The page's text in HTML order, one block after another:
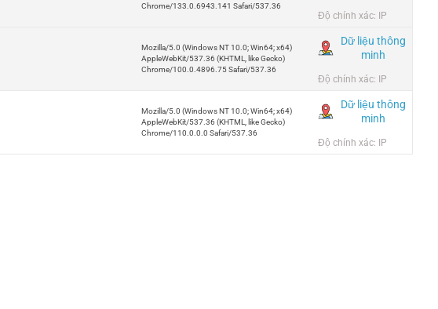
Chrome/133.0.6943.141 Safari/537.36
Độ chính xác: IP
Mozilla/5.0 (Windows NT 10.0; Win64; x64)
AppleWebKit/537.36 (KHTML, like Gecko)
Chrome/100.0.4896.75 Safari/537.36
Dữ liệu thông
minh
Độ chính xác: IP
Mozilla/5.0 (Windows NT 10.0; Win64; x64)
AppleWebKit/537.36 (KHTML, like Gecko)
Chrome/110.0.0.0 Safari/537.36
Dữ liệu thông
minh
Độ chính xác: IP